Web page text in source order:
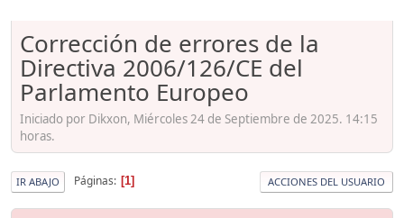
Corrección de errores de la
Directiva 2006/126/CE del
Parlamento Europeo
Iniciado por Dikxon, Miércoles 24 de Septiembre de 2025. 14:15
horas.
IR ABAJO Páginas 1 ACCIONES DEL USUARIO